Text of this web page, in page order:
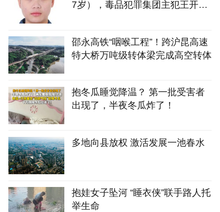
7岁），毒品犯罪集团主犯王开坚
邵永高铁“咽喉工程”！跨沪昆高速
特大桥万吨级转体梁完成高空转体
抱冬瓜睡觉降温？ 第一批受害者
出现了，半夜冬瓜炸了！
多地向县放权 激活发展一池春水
抱娃女子坠河 “睡衣侠”联手路人托
举生命